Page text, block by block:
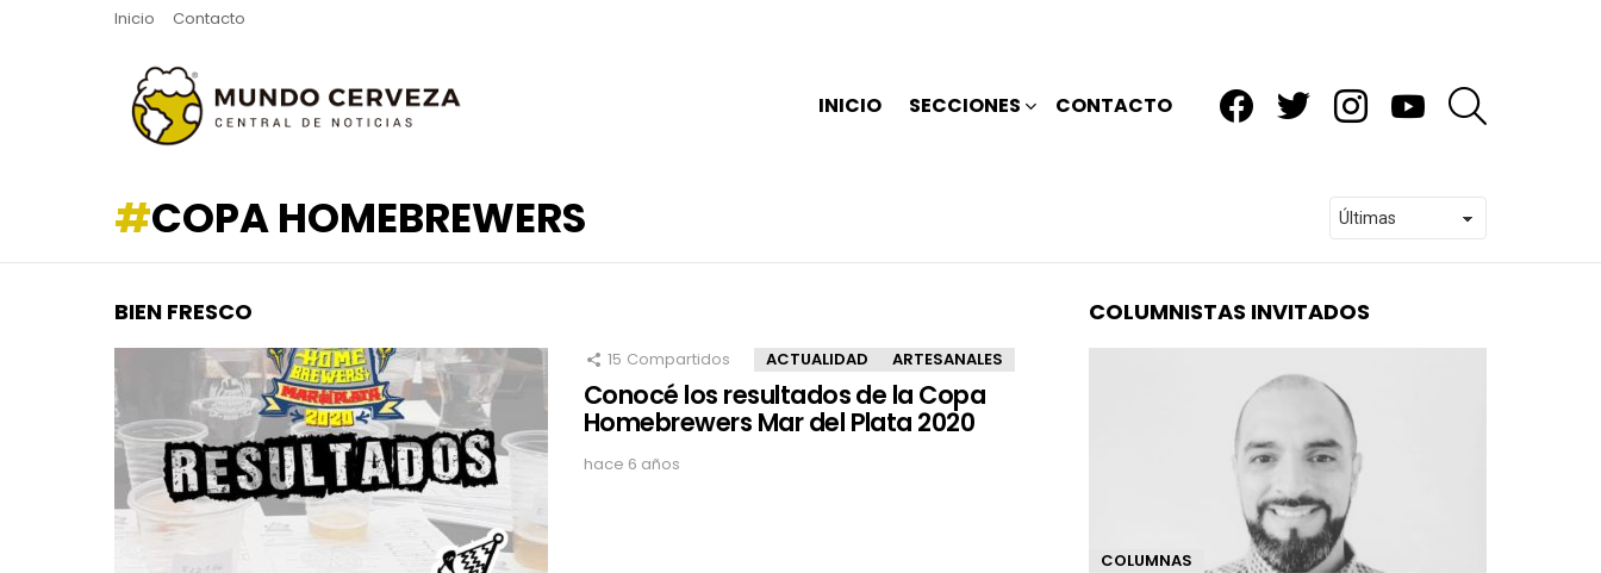
Inicio Contacto
INICIO SECCIONES CONTACTO
COPA HOMEBREWERS
BIEN FRESCO
15 Compartidos ACTUALIDAD ARTESANALES
Conocé los resultados de la Copa
Homebrewers Mar del Plata 2020
hace 6 años
COLUMNISTAS INVITADOS
COLUMNAS